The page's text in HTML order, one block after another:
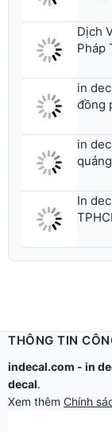
Dịch
Pháp
in
đồng
in
In
THÔNG TIN
indecal.com - in
decal.
Xem thêm Chính